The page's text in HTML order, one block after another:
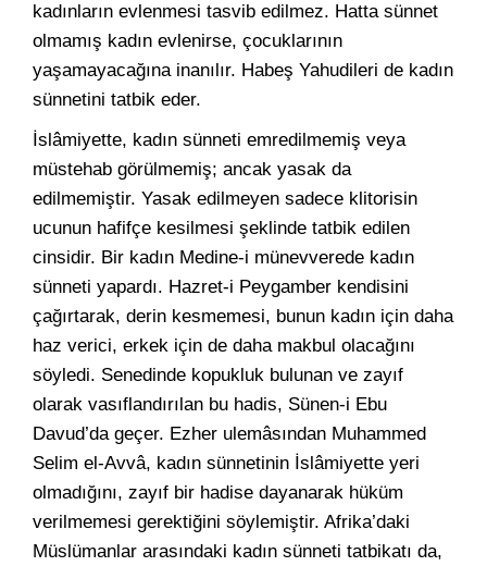
kadınların evlenmesi tasvib edilmez. Hatta sünnet
olmamış kadın evlenirse, çocuklarının
yaşamayacağına inanılır. Habeş Yahudileri de kadın
sünnetini tatbik eder.
İslâmiyette, kadın sünneti emredilmemiş veya
müstehab görülmemiş; ancak yasak da
edilmemiştir. Yasak edilmeyen sadece klitorisin
ucunun hafifçe kesilmesi şeklinde tatbik edilen
cinsidir. Bir kadın Medine-i münevverede kadın
sünneti yapardı. Hazret-i Peygamber kendisini
çağırtarak, derin kesmemesi, bunun kadın için daha
haz verici, erkek için de daha makbul olacağını
söyledi. Senedinde kopukluk bulunan ve zayıf
olarak vasıflandırılan bu hadis, Sünen-i Ebu
Davud’da geçer. Ezher ulemâsından Muhammed
Selim el-Avvâ, kadın sünnetinin İslâmiyette yeri
olmadığını, zayıf bir hadise dayanarak hüküm
verilmemesi gerektiğini söylemiştir. Afrika’daki
Müslümanlar arasındaki kadın sünneti tatbikatı da,